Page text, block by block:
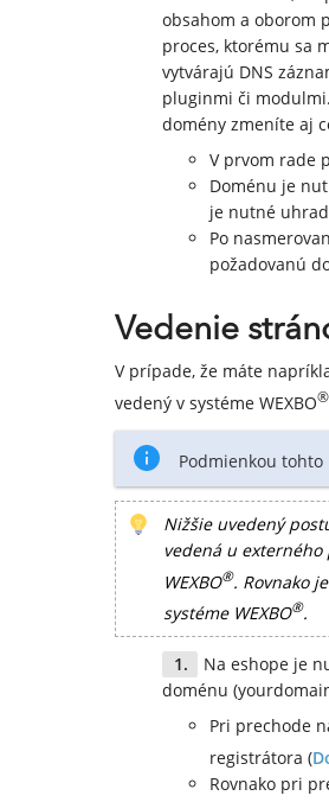
obsahom a oborom
proces, ktorému sa
vytvárajú DNS
pluginmi či
domény zmeníte aj
V prvom rade
Doménu je
je nutné
Po
požadovanú
Vedenie
V prípade, že máte
vedený v systéme WEXBO®
Podmienkou tohto
Nižšie uvedený
vedená u externého
WEXBO®. Rovnako
systéme WEXBO®.
Na eshope je
doménu
Pri prechode
registrátora (
Rovnako pri